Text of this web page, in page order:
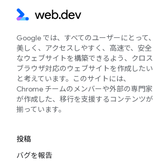
Google では、すべてのユーザーにとって、
美しく、アクセスしやすく、高速で、安全
なウェブサイトを構築できるよう、クロス
ブラウザ対応のウェブサイトを作成したい
と考えています。このサイトには、
Chrome チームのメンバーや外部の専門家
が作成した、移行を支援するコンテンツが
揃っています。
投稿
バグを報告